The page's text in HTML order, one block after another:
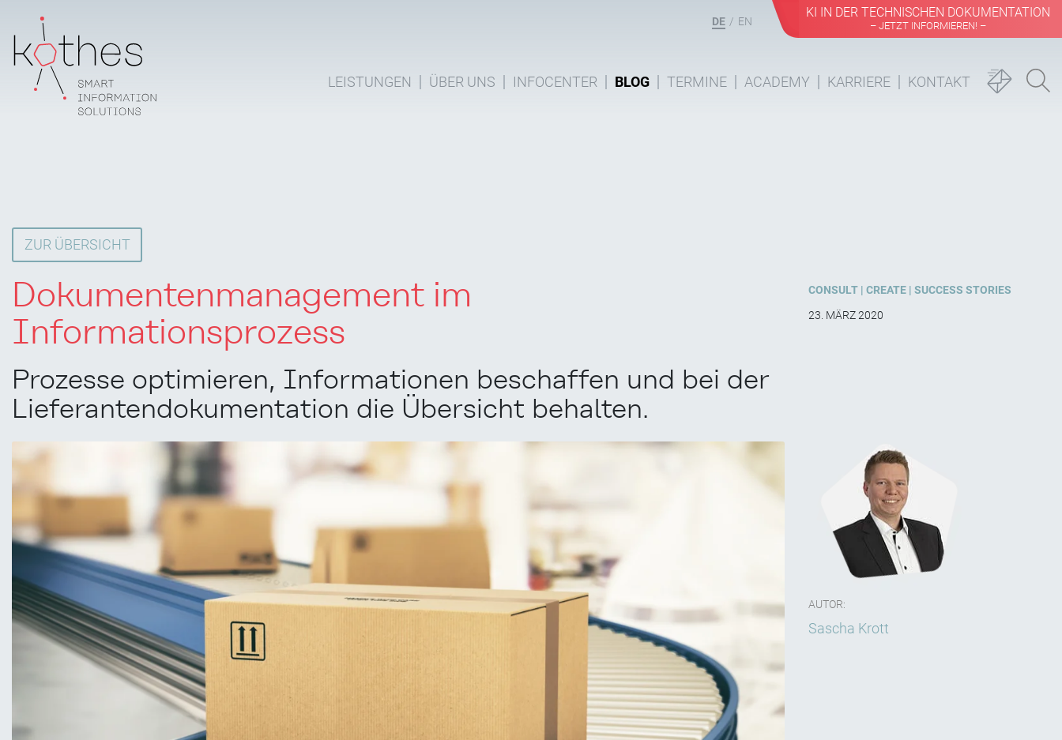
DE EN
KI IN DER TECHNISCHEN DOKUMENTATION
– JETZT INFORMIEREN! –
LEISTUNGEN ÜBER UNS INFOCENTER BLOG TERMINE ACADEMY KARRIERE KONTAKT
ZUR ÜBERSICHT
Dokumentenmanagement im
Informationsprozess
Prozesse optimieren, Informationen beschaffen und bei der
Lieferantendokumentation die Übersicht behalten.
CONSULT CREATE SUCCESS STORIES
23. MÄRZ 2020
AUTOR:
Sascha Krott